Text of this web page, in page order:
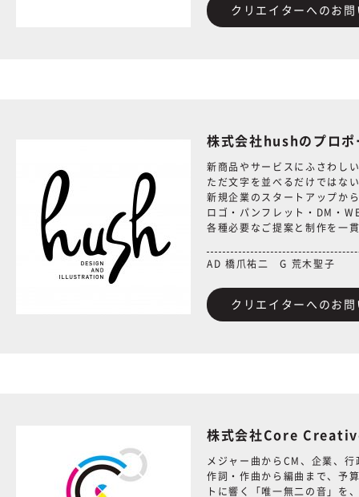
クリエイターへのお
株式会社hushのプロポ
新商品やサービスにふさわし
ただ文字を並べるだけではな
新規企業のスタートアップか
ロゴ・パンフレット・DM・
各種必要なご提案と制作を一
AD 橋爪祐二 G 荒木聖子
クリエイターへのお
株式会社Core
メジャー曲からCM、企業、
作詞・作曲から編曲まで、予
トに響く「唯一無二の音」を